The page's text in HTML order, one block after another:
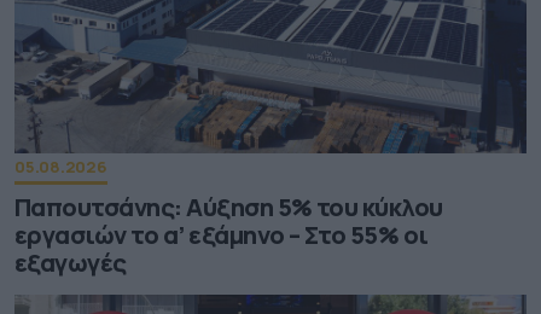
05.08.2026
Παπουτσάνης: Αύξηση 5% του κύκλου
εργασιών το α’ εξάμηνο – Στο 55% οι
εξαγωγές